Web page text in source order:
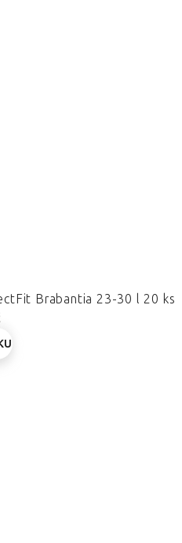
Brabantia 23-30 l 20 ks